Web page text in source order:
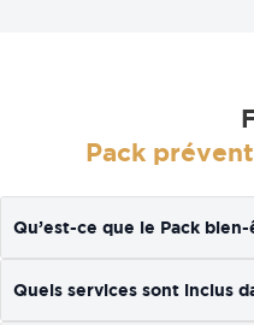
Pack
Qu’est-ce que le Pack
Quels services sont inclus